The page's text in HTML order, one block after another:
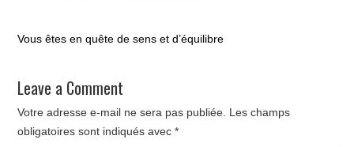
Vous êtes en quête de sens et d’équilibre
Leave a Comment
Votre adresse e-mail ne sera pas publiée. Les champs
obligatoires sont indiqués avec*